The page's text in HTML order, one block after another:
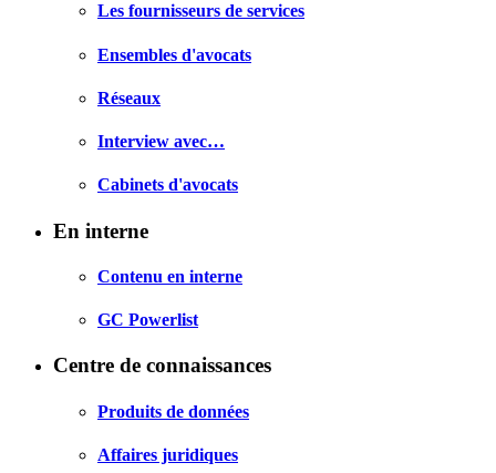
Les fournisseurs de services
Ensembles d'avocats
Réseaux
Interview avec…
Cabinets d'avocats
En interne
Contenu en interne
GC Powerlist
Centre de connaissances
Produits de données
Affaires juridiques